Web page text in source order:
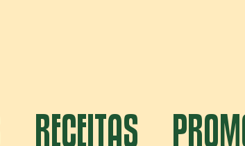
RECEITAS